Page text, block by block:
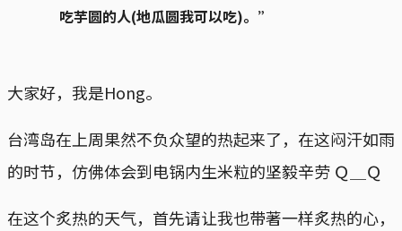
吃芋圆的人(地瓜圆我可以吃)。”
大家好，我是Hong。
台湾岛在上周果然不负众望的热起来了，在这闷汗如雨
的时节，仿佛体会到电锅内生米粒的坚毅辛劳 Ｑ＿Ｑ
在这个炙热的天气，首先请让我也带著一样炙热的心，